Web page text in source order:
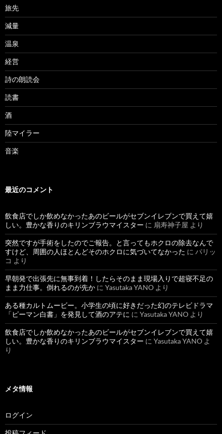
旅先
減量
温泉
経営
詩の朗読会
読書
酒
陸マイラー
音楽
最近のコメント
飲食店でしか飲めなかったあのビールがセブンイレブンで買えて嬉
しい。豊かな香りのキリンブラウマイスター に 扇寿神子屋 より
突然ですが手術をしたのでご報告。と言ってもホクロの除去なんで
すけど、周囲の人ほとんどそのホクロに気づいてなかった に パリッ
コ より
早朝発で出張先に無事到着！したらそのまま現場入りで超寝不足の
まま力仕事。倒れるのが先か に Yasutaka YANO より
ある種カルトムービー。小学生の頃に好きだった幻のテレビドラマ
「ピーマン白書」を発見して酒のアテに に Yasutaka YANO より
飲食店でしか飲めなかったあのビールがセブンイレブンで買えて嬉
しい。豊かな香りのキリンブラウマイスター に Yasutaka YANO よ
り
メタ情報
ログイン